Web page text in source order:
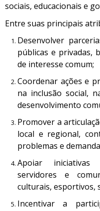
sociais, educacionais e
Entre suas principais
Desenvolver
públicas e privadas,
de interesse comum;
Coordenar ações e
na inclusão social,
desenvolvimento
Promover a
local e regional,
problemas e
Apoiar iniciativas
servidores e
culturais, esportivos,
Incentivar a